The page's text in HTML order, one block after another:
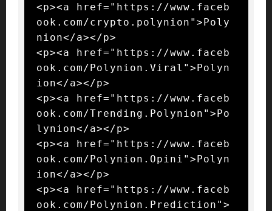
<p><a href="https://www.faceb
ook.com/crypto.polynion">Poly
nion</a></p>
<p><a href="https://www.faceb
ook.com/Polynion.Viral">Polyn
ion</a></p>
<p><a href="https://www.faceb
ook.com/Trending.Polynion">Po
lynion</a></p>
<p><a href="https://www.faceb
ook.com/Polynion.Opini">Polyn
ion</a></p>
<p><a href="https://www.faceb
ook.com/Polynion.Prediction">